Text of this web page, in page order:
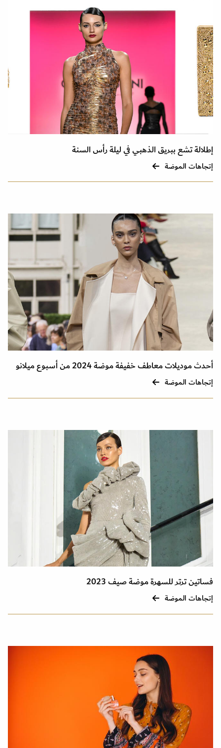
إطلالة تشع ببريق الذهبي في ليلة رأس السنة
إتجاهات الموضة
أحدث موديلات معاطف خفيفة موضة 2024 من أسبوع ميلانو
إتجاهات الموضة
فساتين ترتر للسهرة موضة صيف 2023
إتجاهات الموضة